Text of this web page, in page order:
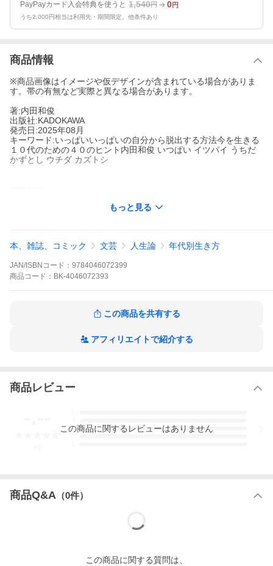
PayPayカード入会特典を使うと 1,540円 0円
うち2,000円相当は利用先・期間限定。他条件あり
商品情報
※商品画像はイメージや仮デザインが含まれている場合がありま
す。帯の有無など実際と異なる場合があります。
著:内田和俊
出版社:KADOKAWA
発売日:2025年08月
キーワード:いっぱいいっぱいの自分から脱出する方法今を生きる
１０代のための４０のヒント内田和俊 いつぱい イツパイ うちだ
かずとし ウチダ カズトシ
学ぼう。不安や悩みに溺れてしまいそうな毎日のお守りに。友達
をつくるのが苦手、将来がなんとなく不安、なんにもやる気が起
きない。この本で扱うテーマ。学校生活、家族・友達との関係、
自分のこと。中学・高校生〜大人まで。
もっと見る
本、雑誌、コミック 文芸 人生論 年代別生き方
JAN/ISBNコード： 9784046072399
商品 コード： BK-4046072393
この商品を共有する
アフィリエイトで紹介する
商品レビュー
3
この商品に関するレビューはありません
商品Q&A （0件）
この商品に関する質問は、